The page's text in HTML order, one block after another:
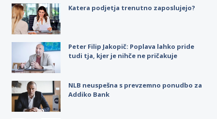
Katera podjetja trenutno zaposlujejo?
Peter Filip Jakopič: Poplava lahko pride
tudi tja, kjer je nihče ne pričakuje
NLB neuspešna s prevzemno ponudbo za
Addiko Bank